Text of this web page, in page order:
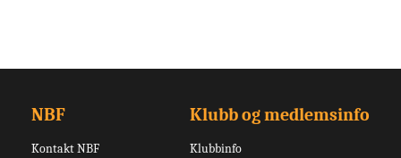
NBF
Kontakt NBF
Klubb og medlemsinfo
Klubbinfo